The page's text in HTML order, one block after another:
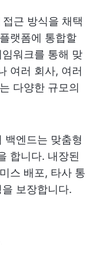
근 방식을 채택
랫폼에 통합할
워크를 통해 맞
여러 회사, 여러
다양한 규모의
백엔드는 맞춤형
합니다. 내장된
스 배포, 타사 통
보장합니다.